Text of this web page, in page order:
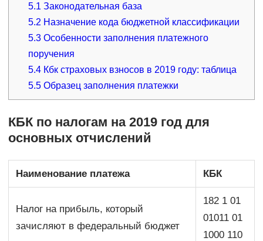
5.1 Законодательная база
5.2 Назначение кода бюджетной классификации
5.3 Особенности заполнения платежного
поручения
5.4 Кбк страховых взносов в 2019 году: таблица
5.5 Образец заполнения платежки
КБК по налогам на 2019 год для
основных отчислений
Наименование платежа КБК
Налог на прибыль, который
зачисляют в федеральный бюджет
182 1 01
01011 01
1000 110